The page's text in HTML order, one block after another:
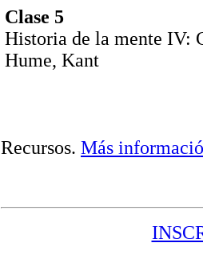
Clase 5
Historia de la mente IV:
Hume, Kant
Recursos. Más